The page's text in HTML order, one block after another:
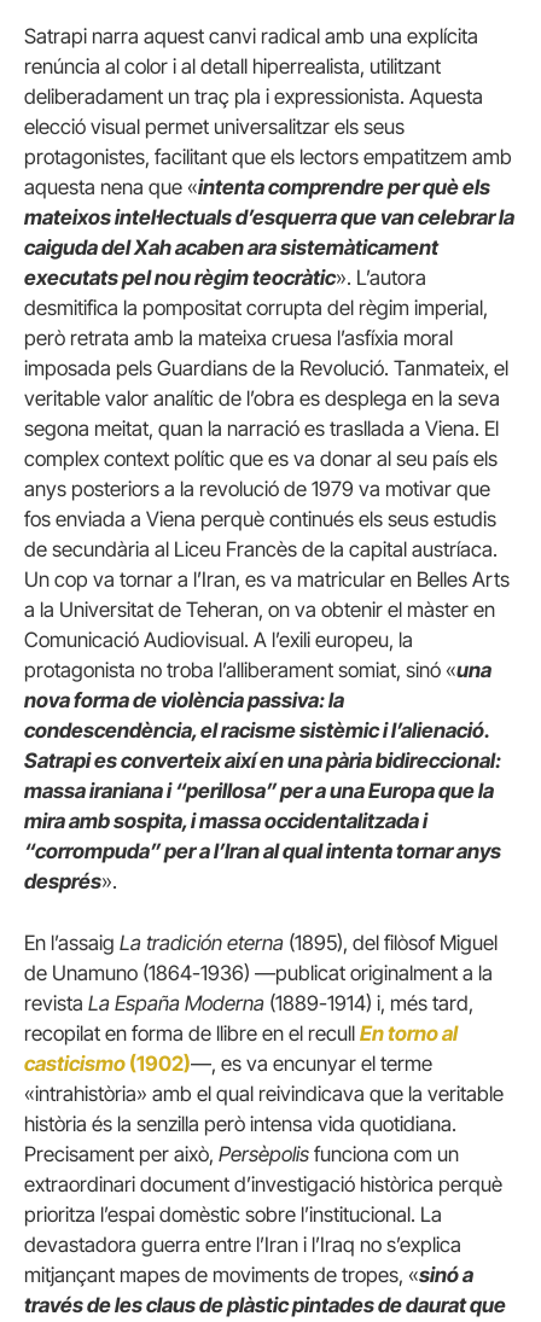
Satrapi narra aquest canvi radical amb una explícita
renúncia al color i al detall hiperrealista, utilitzant
deliberadament un traç pla i expressionista. Aquesta
elecció visual permet universalitzar els seus
protagonistes, facilitant que els lectors empatitzem amb
aquesta nena que «intenta comprendre per què els
mateixos intel·lectuals d’esquerra que van celebrar la
caiguda del Xah acaben ara sistemàticament
executats pel nou règim teocràtic». L’autora
desmitifica la pompositat corrupta del règim imperial,
però retrata amb la mateixa cruesa l’asfíxia moral
imposada pels Guardians de la Revolució. Tanmateix, el
veritable valor analític de l’obra es desplega en la seva
segona meitat, quan la narració es trasllada a Viena. El
complex context polític que es va donar al seu país els
anys posteriors a la revolució de 1979 va motivar que
fos enviada a Viena perquè continués els seus estudis
de secundària al Liceu Francès de la capital austríaca.
Un cop va tornar a l’Iran, es va matricular en Belles Arts
a la Universitat de Teheran, on va obtenir el màster en
Comunicació Audiovisual. A l’exili europeu, la
protagonista no troba l’alliberament somiat, sinó «una
nova forma de violència passiva: la
condescendència, el racisme sistèmic i l’alienació.
Satrapi es converteix així en una pària bidireccional:
massa iraniana i “perillosa” per a una Europa que la
mira amb sospita, i massa occidentalitzada i
“corrompuda” per a l’Iran al qual intenta tornar anys
després».
En l’assaig La tradición eterna (1895), del filòsof Miguel
de Unamuno (1864-1936) —publicat originalment a la
revista La España Moderna (1889-1914) i, més tard,
recopilat en forma de llibre en el recull En torno al
casticismo (1902)—, es va encunyar el terme
«intrahistòria» amb el qual reivindicava que la veritable
història és la senzilla però intensa vida quotidiana.
Precisament per això, Persèpolis funciona com un
extraordinari document d’investigació històrica perquè
prioritza l’espai domèstic sobre l’institucional. La
devastadora guerra entre l’Iran i l’Iraq no s’explica
mitjançant mapes de moviments de tropes, «sinó a
través de les claus de plàstic pintades de daurat que